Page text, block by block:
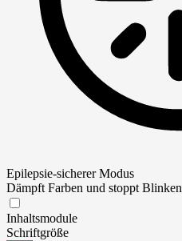
Epilepsie-sicherer Modus
Dämpft Farben und stoppt Blinken
Inhaltsmodule
Schriftgröße